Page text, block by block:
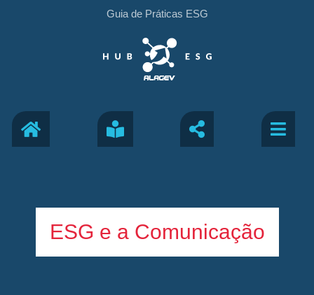
Guia de Práticas ESG
ESG e a Comunicação